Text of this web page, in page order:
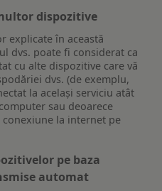
dispozitive
explicate în această
dvs. poate fi considerat ca
cu alte dispozitive care vă
dvs. (de exemplu,
la același serviciu atât
sau deoarece
la internet pe
pe baza
automat